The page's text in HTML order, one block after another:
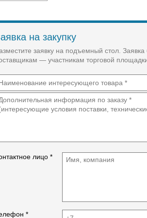
на закупку
заявку на подъемный стол.
— участникам торговой
лицо *
*